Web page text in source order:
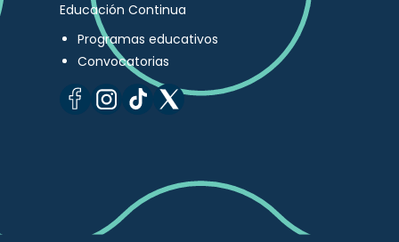
Educación Continua
Programas educativos
Convocatorias